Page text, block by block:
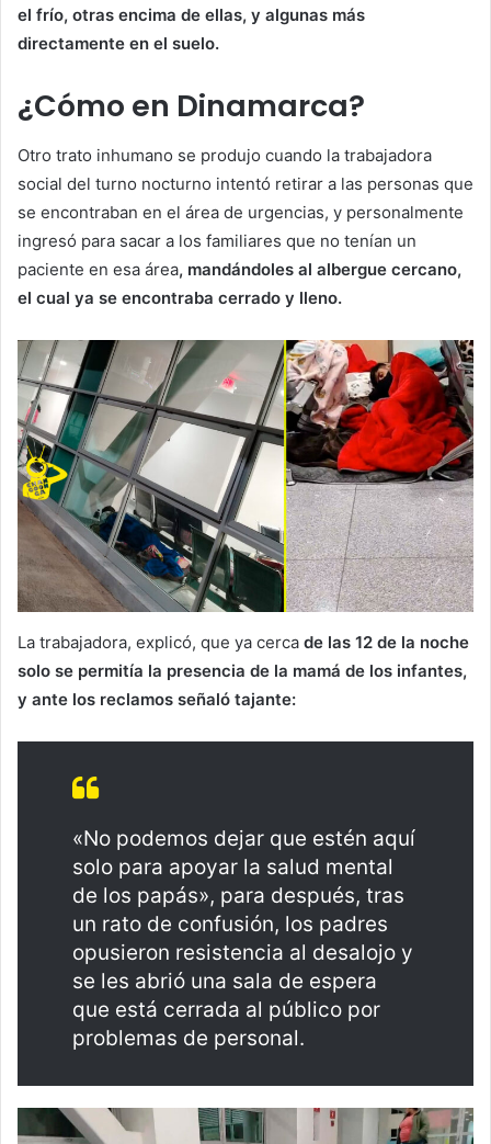
el frío, otras encima de ellas, y algunas más
directamente en el suelo.
¿Cómo en Dinamarca?
Otro trato inhumano se produjo cuando la trabajadora
social del turno nocturno intentó retirar a las personas que
se encontraban en el área de urgencias, y personalmente
ingresó para sacar a los familiares que no tenían un
paciente en esa área, mandándoles al albergue cercano,
el cual ya se encontraba cerrado y lleno.
La trabajadora, explicó, que ya cerca de las 12 de la noche
solo se permitía la presencia de la mamá de los infantes,
y ante los reclamos señaló tajante:
«No podemos dejar que estén aquí
solo para apoyar la salud mental
de los papás», para después, tras
un rato de confusión, los padres
opusieron resistencia al desalojo y
se les abrió una sala de espera
que está cerrada al público por
problemas de personal.